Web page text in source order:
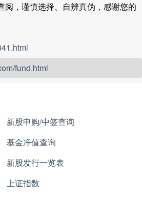
，谨慎选择、自辨真伪，感谢您的
fund.html
新股申购/中签查询
基金净值查询
新股发行一览表
上证指数